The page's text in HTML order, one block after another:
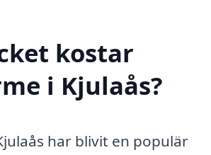
kostar
i Kjulaås?
har blivit en populär